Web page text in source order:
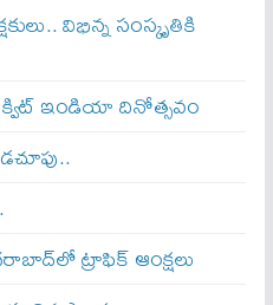
విభిన్న సంస్కృతికి
ఇండియా దినోత్సవం
ట్రాఫిక్‌ ఆంక్షలు